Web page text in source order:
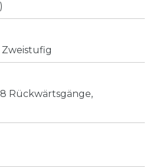
Rückwärtsgänge,